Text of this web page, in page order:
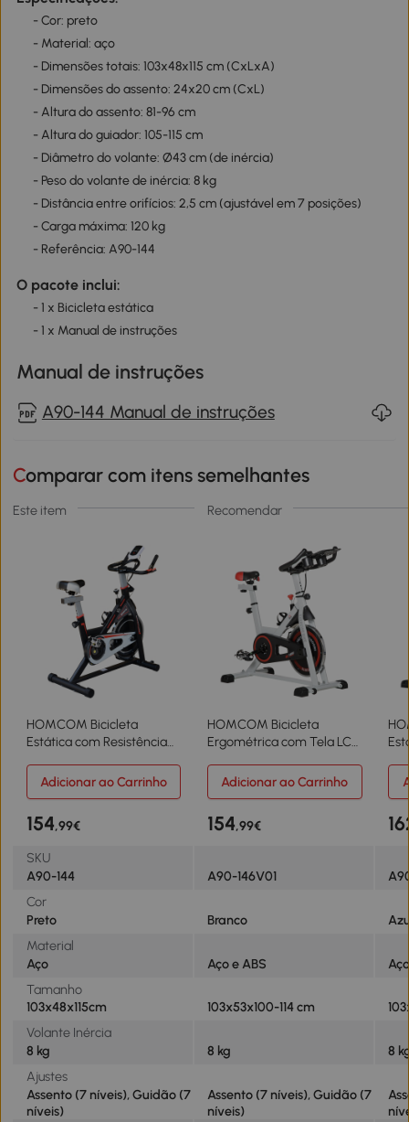
- Cor: preto
- Material: aço
- Dimensões totais: 103x48x115 cm (CxLxA)
- Dimensões do assento: 24x20 cm (CxL)
- Altura do assento: 81-96 cm
- Altura do guiador: 105-115 cm
- Diâmetro do volante: Ø43 cm (de inércia)
- Peso do volante de inércia: 8 kg
- Distância entre orifícios: 2,5 cm (ajustável em 7 posições)
- Carga máxima: 120 kg
- Referência: A90-144
O pacote inclui:
- 1 x Bicicleta estática
- 1 x Manual de instruções
Manual de instruções
A90-144 Manual de instruções
Comparar com itens semelhantes
Este item Recomendar
HOMCOM Bicicleta
Estática com Resistência
Inércia de 8kg Ecrã LCD
Assento e Guiador
Preto
HOMCOM Bicicleta
Ergométrica com Tela LCD
para Escritório Branco
Adicionar ao Carrinho Adicionar ao Carrinho
154,99€ 154,99€
SKU
A90-144
A90-146V01
Cor
Preto
Branco
Material
Aço
Aço e ABS
Tamanho
103x48x115cm
103x53x100-114 cm
Volante Inércia
8 kg
8 kg
8
Ajustes
Assento (7 níveis), Guidão (7
níveis)
Assento (7 níveis), Guidão (7
níveis)